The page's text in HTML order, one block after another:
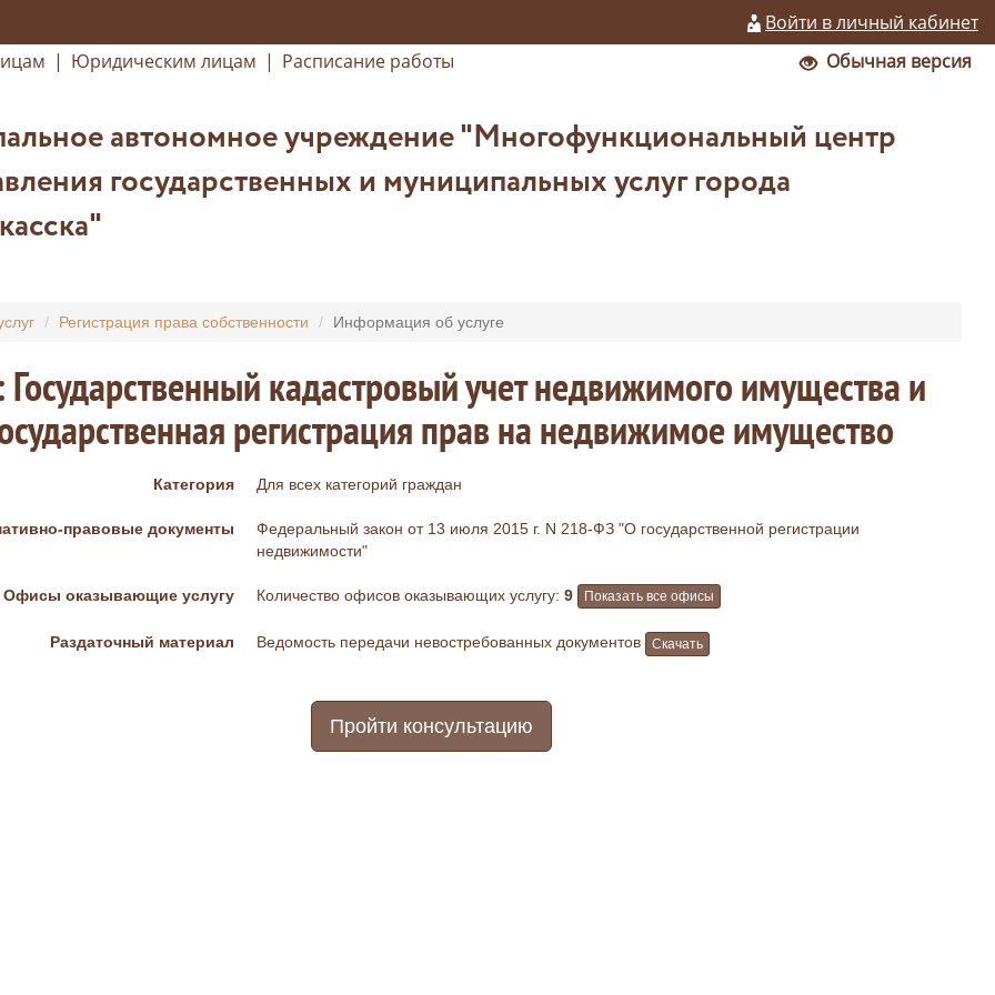
Войти в личный кабинет
| Юридическим лицам | Расписание работы Обычная версия
автономное учреждение "Многофункциональный центр
государственных и муниципальных услуг города
Регистрация права собственности Информация об услуге
Государственный кадастровый учет недвижимого имущества и
регистрация прав на недвижимое имущество
Категория Для всех категорий граждан
правовые документы
Федеральный закон от 13 июля 2015 г. N 218-ФЗ "О государственной регистрации
недвижимости"
Офисы оказывающие услугу Количество офисов оказывающих услугу: 9 Показать все офисы
Раздаточный материал Ведомость передачи невостребованных документов Скачать
Пройти консультацию